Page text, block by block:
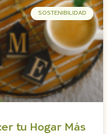
SOSTENIBILIDAD
tu Hogar Más